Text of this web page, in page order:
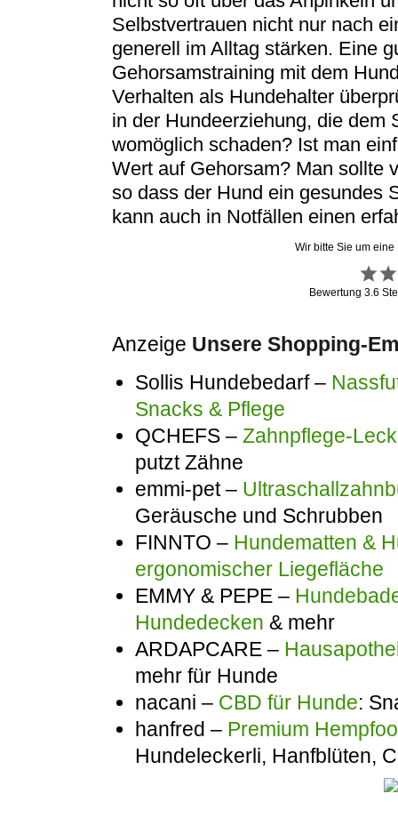
Selbstvertrauen nicht nur nach
generell im Alltag stärken. Eine
Gehorsamstraining mit dem
Verhalten als Hundehalter
in der Hundeerziehung, die dem
womöglich schaden? Ist man
Wert auf Gehorsam? Man sollte
so dass der Hund ein gesundes
kann auch in Notfällen einen
Wir bitte Sie um
Bewertung 3.6
Anzeige Unsere Shopping-
Sollis Hundebedarf –
Snacks & Pflege
QCHEFS – Zahnpflege-
putzt Zähne
emmi-pet –
Geräusche und Schrubben
FINNTO – Hundematten &
ergonomischer Liegefläche
EMMY & PEPE –
Hundedecken & mehr
ARDAPCARE –
mehr für Hunde
nacani – CBD für Hunde:
hanfred – Premium
Hundeleckerli, Hanfblüten,